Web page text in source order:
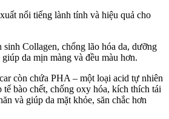
nổi tiếng lành tính và hiệu quả cho
Collagen, chống lão hóa da, dưỡng
da mịn màng và đều màu hơn.
còn chứa PHA – một loại acid tự nhiên
bào chết, chống oxy hóa, kích thích tái
và giúp da mặt khỏe, săn chắc hơn